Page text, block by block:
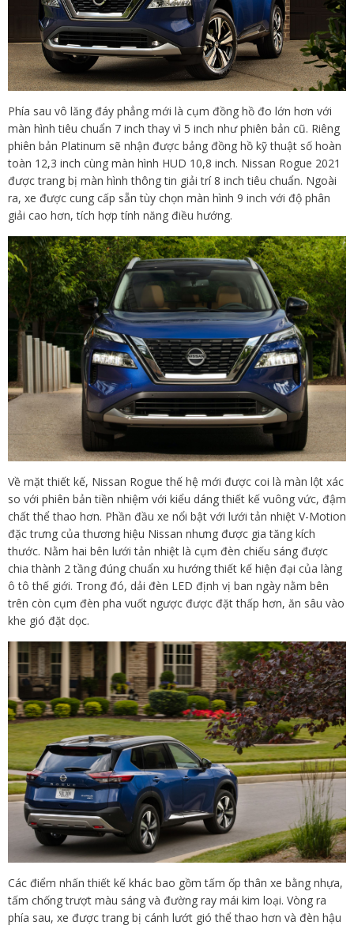
Phía sau vô lăng đáy phẳng mới là cụm đồng hồ đo lớn hơn với
màn hình tiêu chuẩn 7 inch thay vì 5 inch như phiên bản cũ. Riêng
phiên bản Platinum sẽ nhận được bảng đồng hồ kỹ thuật số hoàn
toàn 12,3 inch cùng màn hình HUD 10,8 inch. Nissan Rogue 2021
được trang bị màn hình thông tin giải trí 8 inch tiêu chuẩn. Ngoài
ra, xe được cung cấp sẵn tùy chọn màn hình 9 inch với độ phân
giải cao hơn, tích hợp tính năng điều hướng.
Về mặt thiết kế, Nissan Rogue thế hệ mới được coi là màn lột xác
so với phiên bản tiền nhiệm với kiểu dáng thiết kế vuông vức, đậm
chất thể thao hơn. Phần đầu xe nổi bật với lưới tản nhiệt V-Motion
đặc trưng của thương hiệu Nissan nhưng được gia tăng kích
thước. Nằm hai bên lưới tản nhiệt là cụm đèn chiếu sáng được
chia thành 2 tầng đúng chuẩn xu hướng thiết kế hiện đại của làng
ô tô thế giới. Trong đó, dải đèn LED định vị ban ngày nằm bên
trên còn cụm đèn pha vuốt ngược được đặt thấp hơn, ăn sâu vào
khe gió đặt dọc.
Các điểm nhấn thiết kế khác bao gồm tấm ốp thân xe bằng nhựa,
tấm chống trượt màu sáng và đường ray mái kim loại. Vòng ra
phía sau, xe được trang bị cánh lướt gió thể thao hơn và đèn hậu